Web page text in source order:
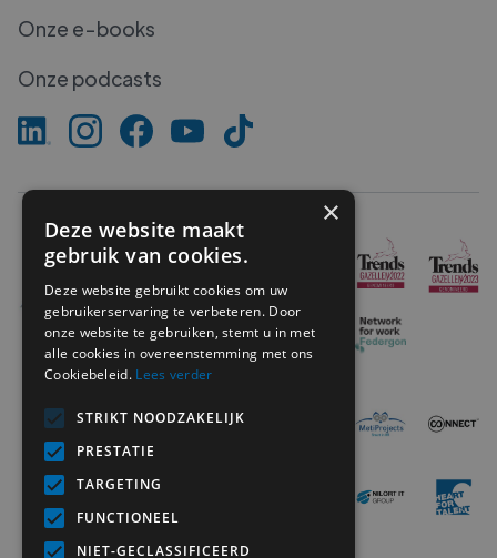
Onze e-books
Onze podcasts
×
Deze website maakt
gebruik van cookies.
Deze website gebruikt cookies om uw
gebruikerservaring te verbeteren. Door
onze website te gebruiken, stemt u in met
alle cookies in overeenstemming met ons
Cookiebeleid. Lees verder
STRIKT NOODZAKELIJK
PRESTATIE
TARGETING
FUNCTIONEEL
NIET-GECLASSIFICEERD